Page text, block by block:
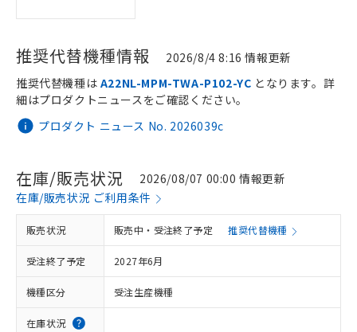
推奨代替機種情報 2026/8/4 8:16 情報更新
プロダクト ニュース No. 2026039c
推奨代替機種は A22NL-MPM-TWA-P102-YC となります。詳
細はプロダクトニュースをご確認ください。
在庫/販売状況
2026/08/07 00:00 情報更新
在庫/販売状況 ご利用条件
販売状況 販売中・受注終了予定 推奨代替機種
受注終了予定 2027年6月
機種区分 受注生産機種
在庫状況